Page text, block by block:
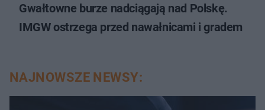
Gwałtowne burze nadciągają nad Polskę.
IMGW ostrzega przed nawałnicami i gradem
NAJNOWSZE NEWSY: